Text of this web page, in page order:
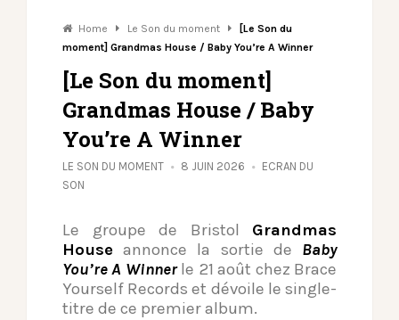
Home Le Son du moment
[Le Son du
moment] Grandmas House / Baby You’re A Winner
[Le Son du moment]
Grandmas House / Baby
You’re A Winner
LE SON DU MOMENT 8 JUIN 2026
ECRAN DU
SON
Le groupe de Bristol Grandmas
House annonce la sortie de Baby
You’re A Winnerle 21 août chez Brace
Yourself Records et dévoile le single-
titre de ce premier album.